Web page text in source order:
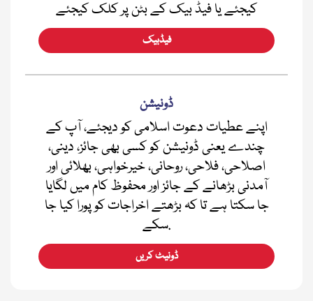
کیجئے یا فیڈ بیک کے بٹن پر کلک کیجئے
فیڈبیک
ڈونیشن
اپنے عطیات دعوت اسلامی کو دیجئے، آپ کے
چندے یعنی ڈونیشن کو کسی بھی جائز، دینی،
اصلاحی، فلاحی، روحانی، خیرخواہی، بھلائی اور
آمدنی بڑھانے کے جائز اور محفوظ کام میں لگایا
جا سکتا ہے تا کہ بڑھتے اخراجات کو پورا کیا جا
سکے.
ڈونیٹ کریں